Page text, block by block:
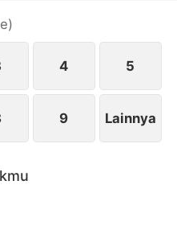
Setelah semua
tapi Elsa sudah pergi
terakhirnya.
)
4 5
9 Lainnya